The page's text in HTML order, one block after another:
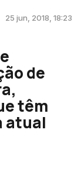
25 jun, 2018, 18:23
de
têm
atual